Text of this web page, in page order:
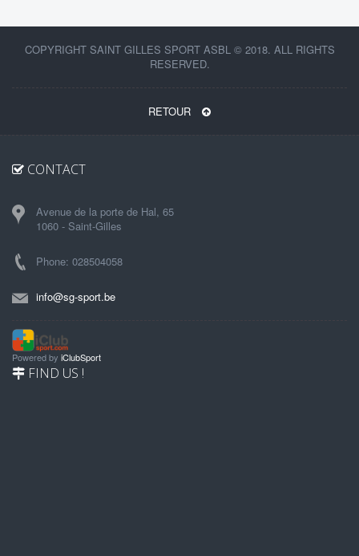
COPYRIGHT SAINT GILLES SPORT ASBL © 2018. ALL RIGHTS
RESERVED.
RETOUR
CONTACT
Avenue de la porte de Hal, 65
1060 - Saint-Gilles
Phone: 028504058
info@sg-sport.be
Powered by iClubSport
FIND US !